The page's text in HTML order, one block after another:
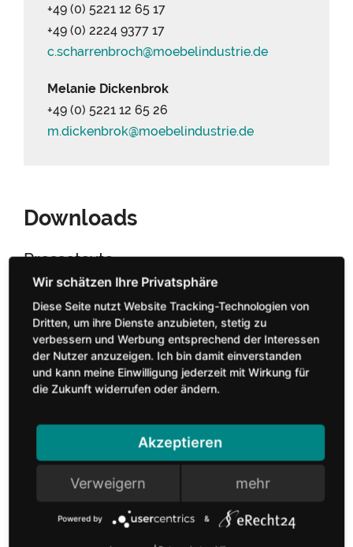
+49 (0) 5221 12 65 17
+49 (0) 2224 9377 17
c.scharrenbroch@moebelindustrie.de
Melanie Dickenbrok
+49 (0) 5221 12 65 26
m.dickenbrok@moebelindustrie.de
Downloads
Pressetexte
vhnd1808 pt(89 KB) herunterladen
Bilder
vhnd1808_b1.JPG (4.55 MB)
Kaiserwetter beim Besuch des NRW-Ministerpräsidenten
Armin Laschet (Mitte) der 24. Möbelrunde Ostwestfalen-
Lippe, hier begrüßt von Dr. Lucas Heumann (li.) und Dr.
Diese Seite nutzt Website Tracking-Technologien von
Dritten, um ihre Dienste anzubieten, stetig zu
verbessern und Werbung entsprechend der Interessen
der Nutzer anzuzeigen. Ich bin damit einverstanden
und kann meine Einwilligung jederzeit mit Wirkung für
die Zukunft widerrufen oder ändern.
Akzeptieren
Verweigern mehr
Powered by &